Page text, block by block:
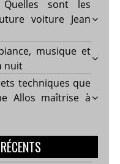
sont les
voiture Jean
musique et
nuit
techniques que
Allos maîtrise à